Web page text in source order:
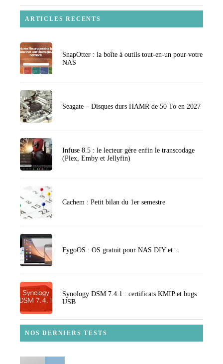
ARTICLES RECENTS
SnapOtter : la boîte à outils tout-en-un pour votre
NAS
Seagate – Disques durs HAMR de 50 To en 2027
Infuse 8.5 : le lecteur gère enfin le transcodage
(Plex, Emby et Jellyfin)
Cachem : Petit bilan du 1er semestre
FygoOS : OS gratuit pour NAS DIY et…
Synology DSM 7.4.1 : certificats KMIP et bugs
USB
NOS DERNIERS TESTS